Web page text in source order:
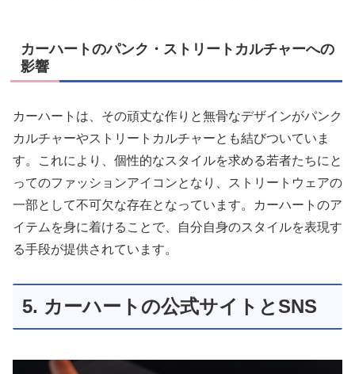
カーハートのパンク・ストリートカルチャーへの
影響
カーハートは、その頑丈な作りと無骨なデザインがパンク
カルチャーやストリートカルチャーとも結びついていま
す。これにより、個性的なスタイルを求める若者たちにと
ってのファッションアイコンとなり、ストリートウェアの
一部として不可欠な存在となっています。カーハートのア
イテムを身に着けることで、自分自身のスタイルを表現す
る手段が提供されています。
5. カーハートの公式サイトとSNS